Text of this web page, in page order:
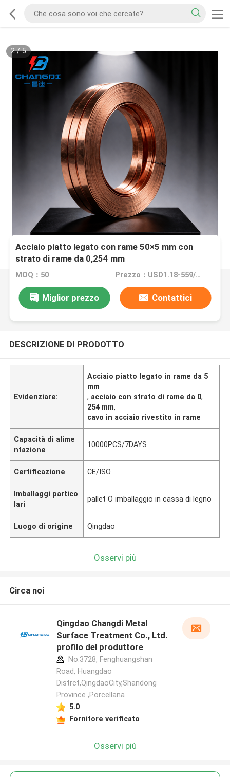
2/5
Acciaio piatto legato con rame 50×5 mm con
strato di rame da 0,254 mm
MOQ：50 Prezzo：USD1.18-559/PCS
Miglior prezzo Contattici
DESCRIZIONE DI PRODOTTO
Evidenziare:
Acciaio piatto legato in rame da 5
mm
, acciaio con strato di rame da 0,
254 mm,
cavo in acciaio rivestito in rame
Capacità di alime
ntazione
10000PCS/7DAYS
Certificazione CE/ISO
Imballaggi partico
lari
pallet O imballaggio in cassa di legno
Luogo di origine Qingdao
Osservi più
Circa noi
Qingdao Changdi Metal
Surface Treatment Co., Ltd.
profilo del produttore
No.3728, Fenghuangshan
Road, Huangdao
Distrct,QingdaoCity,Shandong
Province ,Porcellana
5.0
Fornitore verificato
Osservi più